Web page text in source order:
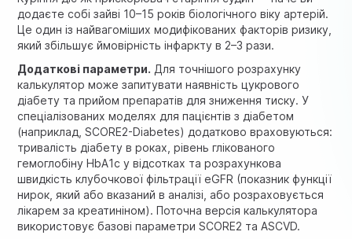
додаєте собі зайві 10–15 років біологічного віку артерій.
Це один із найвагоміших модифікованих факторів ризику,
який збільшує ймовірність інфаркту в 2–3 рази.
Додаткові параметри. Для точнішого розрахунку
калькулятор може запитувати наявність цукрового
діабету та прийом препаратів для зниження тиску. У
спеціалізованих моделях для пацієнтів з діабетом
(наприклад, SCORE2-Diabetes) додатково враховуються:
тривалість діабету в роках,рівень глікованого
гемоглобіну HbA1c у відсотках та розрахункова
швидкість клубочкової фільтрації eGFR (показник функції
нирок, який або вказаний в аналізі, або розраховується
лікарем закреатиніном). Поточна версія калькулятора
використовує базові параметри SCORE2 та ASCVD.